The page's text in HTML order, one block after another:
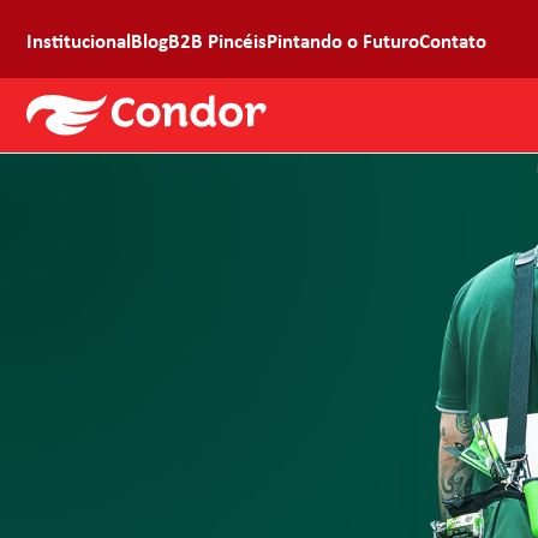
Institucional BlogB2B PincéisPintando o FuturoContato